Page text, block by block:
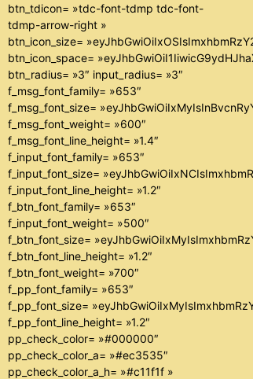
btn_tdicon= »tdc-font-tdmp tdc-font-
tdmp-arrow-right »
btn_icon_size=
btn_icon_space=
btn_radius= »3″ input_radius= »3″
f_msg_font_family= »653″
f_msg_font_size=
f_msg_font_weight= »600″
f_msg_font_line_height= »1.4″
f_input_font_family= »653″
f_input_font_size=
f_input_font_line_height= »1.2″
f_btn_font_family= »653″
f_input_font_weight= »500″
f_btn_font_size=
f_btn_font_line_height= »1.2″
f_btn_font_weight= »700″
f_pp_font_family= »653″
f_pp_font_size=
f_pp_font_line_height= »1.2″
pp_check_color= »#000000″
pp_check_color_a= »#ec3535″
pp_check_color_a_h= »#c11f1f »